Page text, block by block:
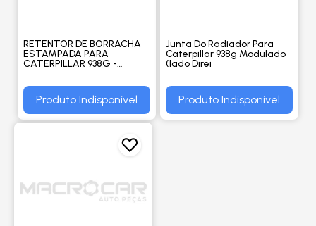
RETENTOR DE BORRACHA
ESTAMPADA PARA
CATERPILLAR 938G -
Produto Indisponível
Junta Do Radiador Para
Caterpillar 938g Modulado
(lado Direi
Produto Indisponível